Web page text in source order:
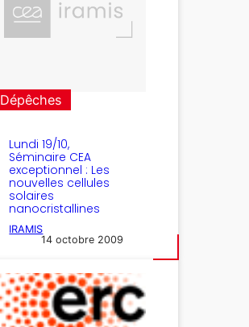
Dépêches
Lundi 19/10,
Séminaire CEA
exceptionnel : Les
nouvelles cellules
solaires
nanocristallines
IRAMIS
14 octobre 2009